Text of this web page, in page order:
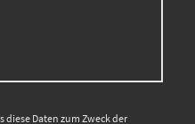
Daten zum Zweck der